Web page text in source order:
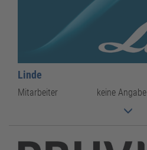
Linde
Mitarbeiter keine Angabe